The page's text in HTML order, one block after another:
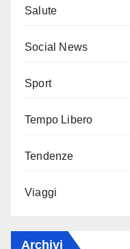
Salute
Social News
Sport
Tempo Libero
Tendenze
Viaggi
Archivi